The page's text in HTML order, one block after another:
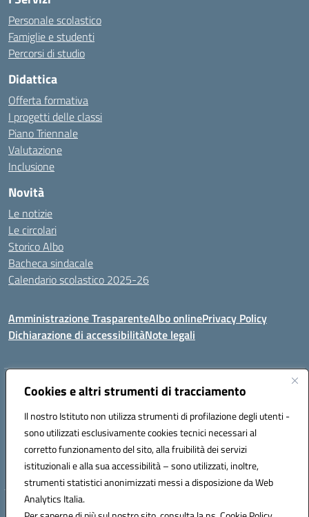
Cookies e altri strumenti di tracciamento
Il nostro Istituto non utilizza strumenti di profilazione degli utenti -
sono utilizzati esclusivamente cookies tecnici necessari al
corretto funzionamento del sito, alla fruibilità dei servizi
istituzionali e alla sua accessibilità – sono utilizzati, inoltre,
strumenti statistici anonimizzati messi a disposizione da Web
Analytics Italia.
Personale scolastico
Famiglie e studenti
Percorsi di studio
Didattica
Offerta formativa
I progetti delle classi
Piano Triennale
Valutazione
Inclusione
Novità
Le notizie
Le circolari
Storico Albo
Bacheca sindacale
Calendario scolastico 2025-26
Amministrazione TrasparenteAlbo onlinePrivacy Policy
Dichiarazione di accessibilitàNote legali
Indirizzo:VIA A. DE GASPERI, 41 RUDIANO 25030 RUDIANO
Posta elettronica certificata (PEC):bsic86100r@pec.istruzione.it
Codice fiscale: 82002390175
Codice meccanografico: BSIC86100R
Hosting & Powered by 3D Solution S.r.l.